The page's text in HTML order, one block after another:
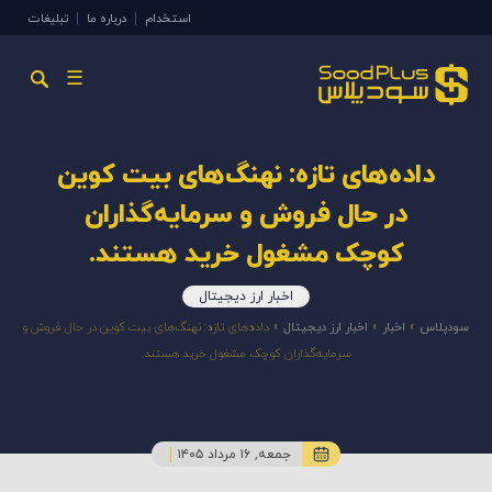
استخدام درباره ما تبلیغات
☰
داده‌های تازه: نهنگ‌های بیت کوین
در حال فروش و سرمایه‌گذاران
کوچک مشغول خرید هستند.
اخبار ارز دیجیتال
سودپلاس » اخبار » اخبار ارز دیجیتال » داده‌های تازه: نهنگ‌های بیت کوین در حال فروش و
سرمایه‌گذاران کوچک مشغول خرید هستند.
جمعه, ۱۶ مرداد ۱۴۰۵